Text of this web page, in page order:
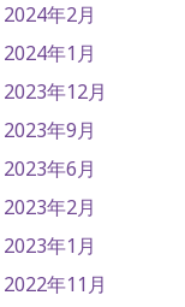
2024年2月
2024年1月
2023年12月
2023年9月
2023年6月
2023年2月
2023年1月
2022年11月